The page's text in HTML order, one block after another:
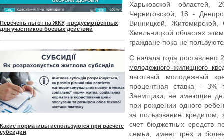
Перечень льгот на ЖКУ, предусмотренных
для участников боевых действий
Какие нормативы используются при расчете
субсидии
Харьковской
Черниговской, 18 -
Винницкой, Житомирской,
Хмельницкой областях
граждане пока не
С начала года поставлено
молодежного жилищного
льготный молодежный
процентная ставка -
Заемщики, не имеющие
при рождении одного
за пользование
счет бюджетных средств
семьи, имеет трех и